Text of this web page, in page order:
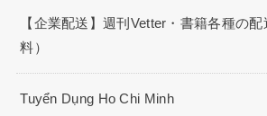
【企業配送】週刊Vetter・書籍各種の
料）
Tuyển Dụng Ho Chi Minh